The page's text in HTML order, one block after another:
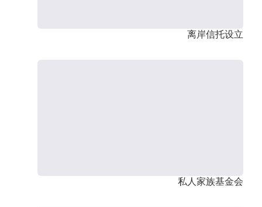
离岸信托设立
私人家族基金会